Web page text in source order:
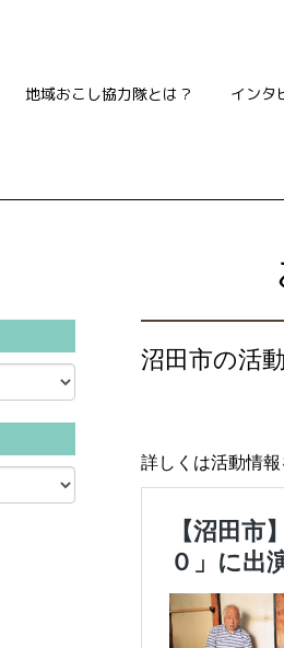
地域おこし協力隊とは？ インタ
沼田市の活
詳しくは活動情報